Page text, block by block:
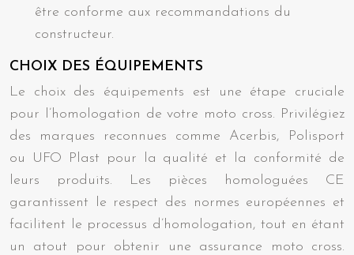
être conforme aux recommandations du
constructeur.
CHOIX DES ÉQUIPEMENTS
Le choix des équipements est une étape cruciale
pour l’homologation de votre moto cross. Privilégiez
des marques reconnues comme Acerbis, Polisport
ou UFO Plast pour la qualité et la conformité de
leurs produits. Les pièces homologuées CE
garantissent le respect des normes européennes et
facilitent le processus d’homologation, tout en étant
un atout pour obtenir une assurance moto cross.